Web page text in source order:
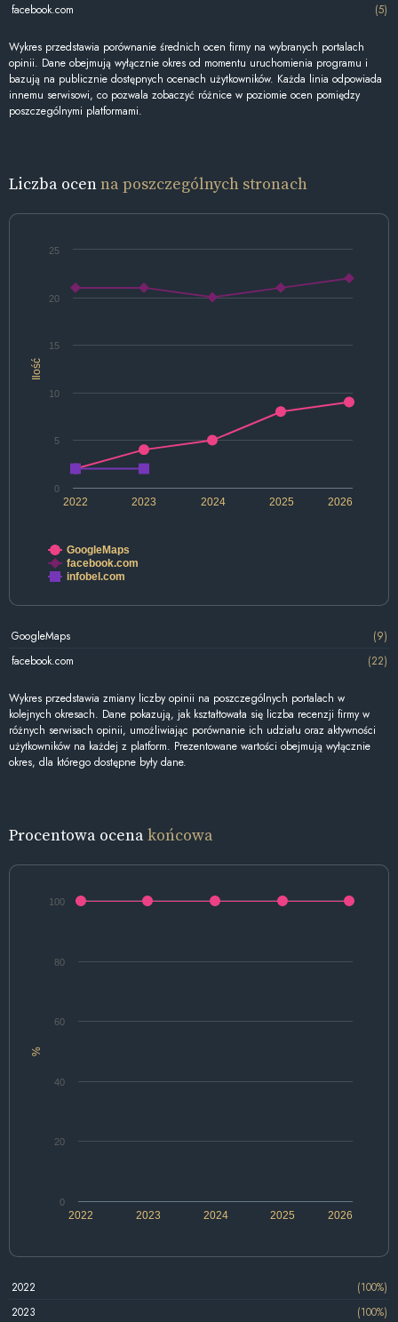
facebook.com (5)
Wykres przedstawia porównanie średnich ocen firmy na wybranych portalach
opinii. Dane obejmują wyłącznie okres od momentu uruchomienia programu i
bazują na publicznie dostępnych ocenach użytkowników. Każda linia odpowiada
innemu serwisowi, co pozwala zobaczyć różnice w poziomie ocen pomiędzy
poszczególnymi platformami.
Liczba ocenna poszczególnych stronach
Ilość
2022 2024 2026
2023 2025
0
5
10
15
20
25
GoogleMaps
facebook.com
infobel.com
GoogleMaps
(9)
facebook.com
(22)
Wykres przedstawia zmiany liczby opinii na poszczególnych portalach w
kolejnych okresach. Dane pokazują, jak kształtowała się liczba recenzji firmy w
różnych serwisach opinii, umożliwiając porównanie ich udziału oraz aktywności
użytkowników na każdej z platform. Prezentowane wartości obejmują wyłącznie
okres, dla którego dostępne były dane.
Procentowa ocenakońcowa
%
2022 2024 2026
2023 2025
0
20
40
60
80
100
2022
(100%)
2023
(100%)